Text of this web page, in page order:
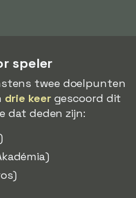
speler
twee doelpunten
drie keergescoord dit
dat deden zijn: